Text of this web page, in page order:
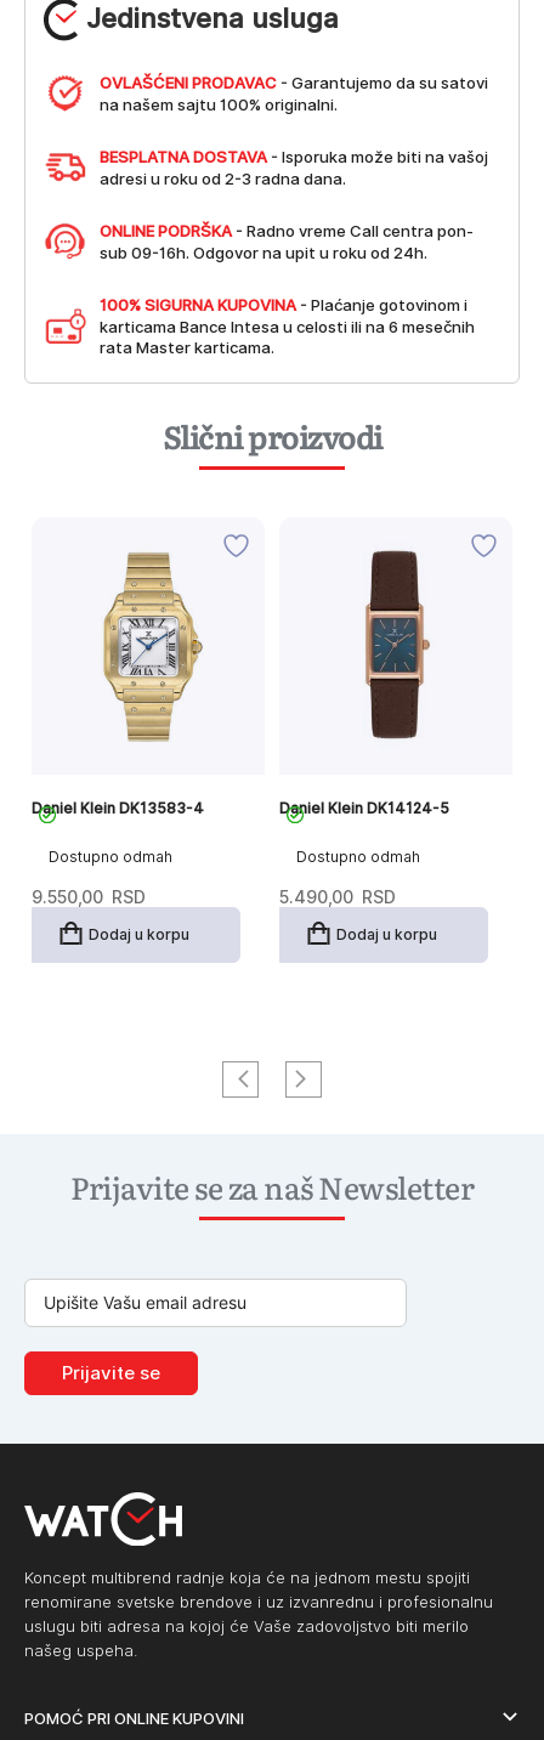
Jedinstvena usluga
OVLAŠĆENI PRODAVAC - Garantujemo da su satovi
na našem sajtu 100% originalni.
BESPLATNA DOSTAVA - Isporuka može biti na vašoj
adresi u roku od 2-3 radna dana.
ONLINE PODRŠKA - Radno vreme Call centra pon-
sub 09-16h. Odgovor na upit u roku od 24h.
100% SIGURNA KUPOVINA - Plaćanje gotovinom i
karticama Bance Intesa u celosti ili na 6 mesečnih
rata Master karticama.
Slični proizvodi
Dostupno odmah
Daniel Klein DK13583-4
9.550,00 RSD
Dodaj u korpu
Dostupno odmah
Daniel Klein DK14124-5
5.490,00 RSD
Dodaj u korpu
Prijavite se za naš Newsletter
Prijavite se
Koncept multibrend radnje koja će na jednom mestu spojiti
renomirane svetske brendove i uz izvanrednu i profesionalnu
uslugu biti adresa na kojoj će Vaše zadovoljstvo biti merilo
našeg uspeha.
POMOĆ PRI ONLINE KUPOVINI